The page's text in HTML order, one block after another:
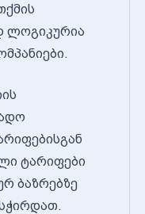
ლოგიკურია
ტარიფები
ბაზრებზე